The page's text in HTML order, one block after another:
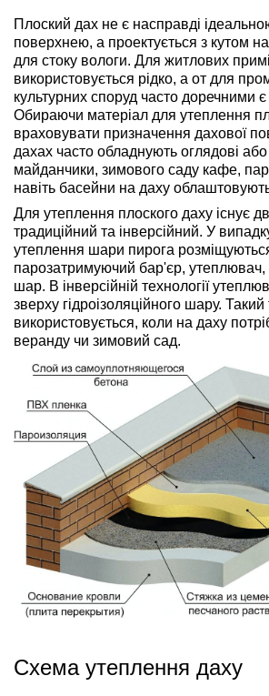
Плоский дах не є насправді
поверхнею, а проектується з кутом
для стоку вологи. Для житлових
використовується рідко, а от для
культурних споруд часто доречними є
Обираючи матеріал для утеплення
враховувати призначення дахової
дахах часто обладнують оглядові або
майданчики, зимового саду кафе,
навіть басейни на даху
Для утеплення плоского даху існує
традиційний та інверсійний. У
утеплення шари пирога
парозатримуючий бар'єр, утеплювач,
шар. В інверсійній технології
зверху гідроізоляційного шару.
використовується, коли на даху
веранду чи зимовий сад.
Схема утеплення даху